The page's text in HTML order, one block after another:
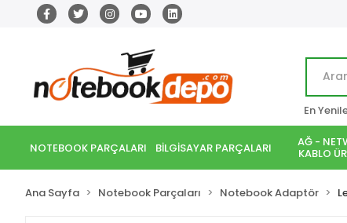
En
NOTEBOOK PARÇALARI BİLGİSAYAR PARÇALARI AĞ -
KABLO
Ana Sayfa Notebook Parçaları Notebook Adaptör